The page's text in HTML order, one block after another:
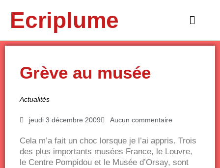
contenuEcriplume
Main
Grève au musée
Actualités
jeudi 3 décembre 2009 Aucun commentaire
Cela m’a fait un choc lorsque je l’ai appris. Trois
des plus importants musées France, le Louvre,
le Centre Pompidou et le Musée d’Orsay, sont